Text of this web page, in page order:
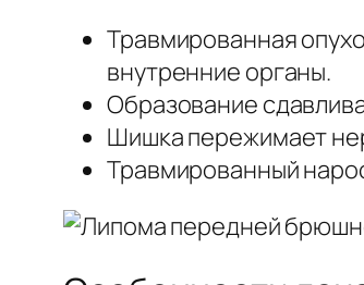
Травмированная
внутренние органы.
Образование
Шишка пережимает
Травмированный